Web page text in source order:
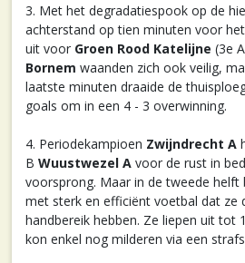
3. Met het degradatiespook op de
achterstand op tien minuten voor
uit voor Groen Rood Katelijne (3e
Bornem waanden zich ook veilig,
laatste minuten draaide de
goals om in een 4 - 3 overwinning.
4. Periodekampioen Zwijndrecht A
B Wuustwezel A voor de rust in
voorsprong. Maar in de tweede helft
met sterk en efficiënt voetbal dat ze
handbereik hebben. Ze liepen uit tot
kon enkel nog milderen via een